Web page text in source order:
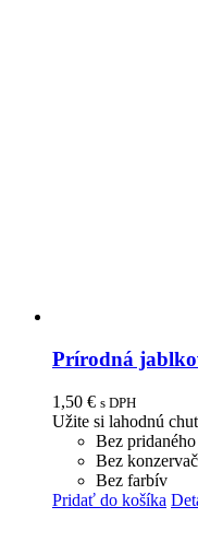
Prírodná
1,50 € s DPH
Užite si lahodnú
Bez
Bez
Bez farbív
Pridať do košíka